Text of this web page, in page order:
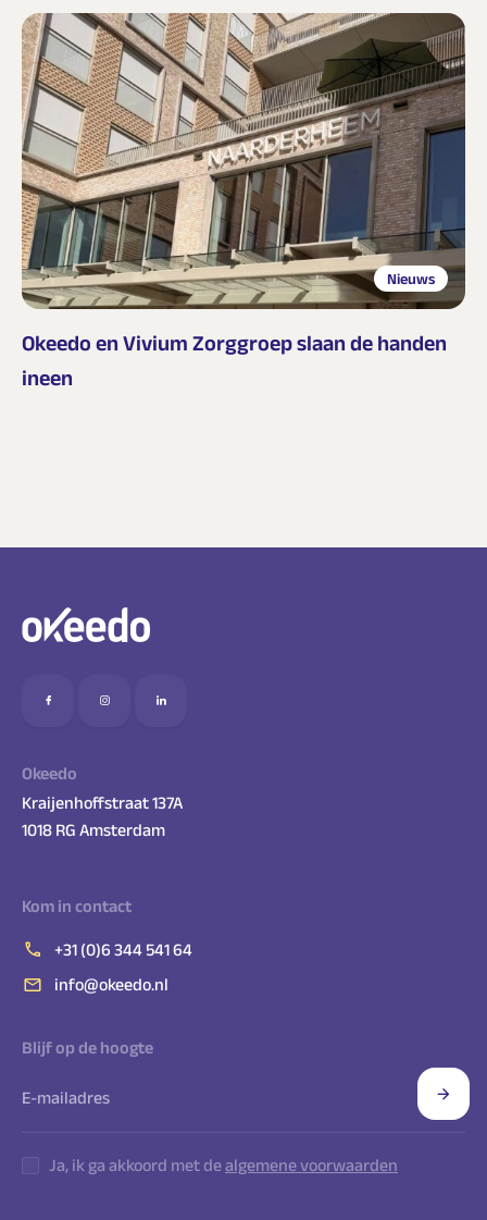
Nieuws
Okeedo en Vivium Zorggroep slaan de handen
ineen
Okeedo
Kraijenhoffstraat 137A
1018 RG Amsterdam
Kom in contact
+31 (0)6 344 541 64
info@okeedo.nl
Blijf op de hoogte
Ja, ik ga akkoord met dealgemene voorwaarden